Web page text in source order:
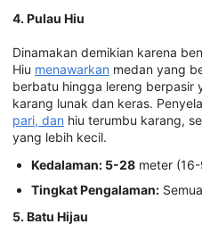
4. Pulau Hiu
Dinamakan demikian karena
Hiu menawarkan medan yang
berbatu hingga lereng
karang lunak dan keras.
pari, dan hiu terumbu karang,
yang lebih kecil.
Kedalaman: 5-28 meter
Tingkat Pengalaman:
5. Batu Hijau